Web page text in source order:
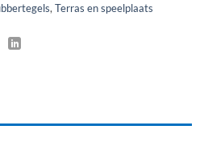
, Terras en speelplaats